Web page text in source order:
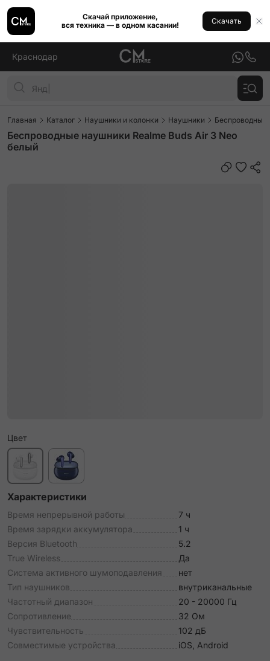
Скачай приложение,
вся техника — в одном касании!
Скачать
Краснодар
Главная Каталог Наушники и колонки Наушники Беспроводные
Беспроводные наушники Realme Buds Air 3 Neo
белый
Цвет
Характеристики
Время непрерывной работы
7 ч
Время зарядки аккумулятора
1 ч
Версия Bluetooth
5.2
True Wireless
Да
Система активного шумоподавления
нет
Тип наушников
внутриканальные
Частотный диапазон
20 - 20000 Гц
Сопротивление
32 Ом
Чувствительность
102 дБ
Совместимые устройства
iOS, Android